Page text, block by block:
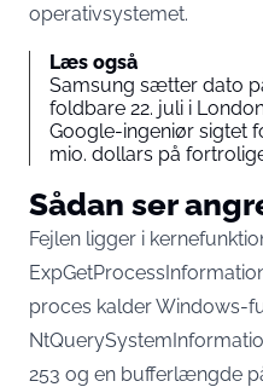
operativsystemet.
Læs også
Samsung sætter dato
foldbare 22. juli i
Google-ingeniør sigtet
mio. dollars på
Sådan ser
Fejlen ligger i
proces kalder Windows-
253 og en bufferlængde